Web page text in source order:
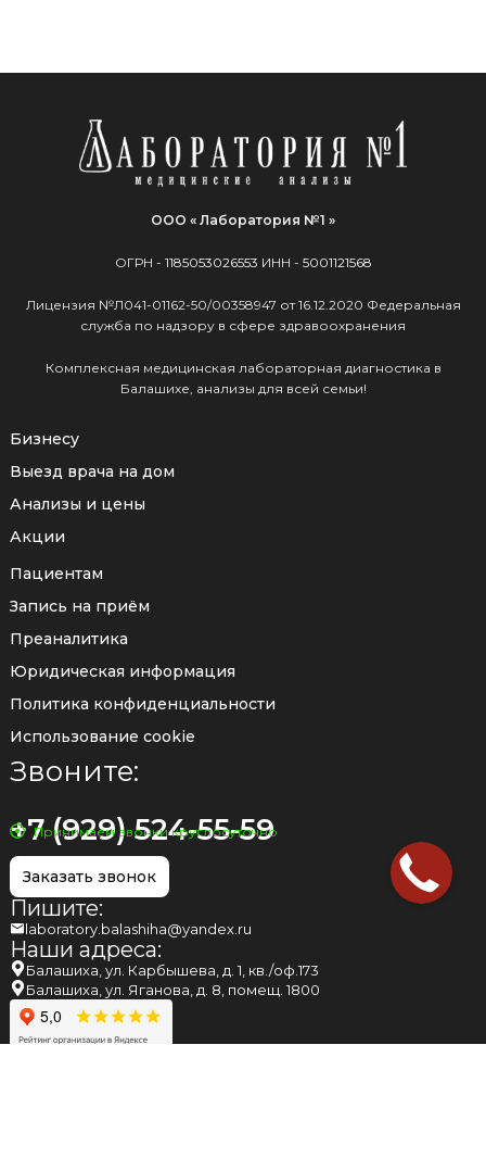
ООО « Лаборатория №1 »
ОГРН - 1185053026553 ИНН - 5001121568
Лицензия №Л041-01162-50/00358947 от 16.12.2020 Федеральная
служба по надзору в сфере здравоохранения
Комплексная медицинская лабораторная диагностика в
Балашихе, анализы для всей семьи!
Бизнесу
Выезд врача на дом
Анализы и цены
Акции
Пациентам
Запись на приём
Преаналитика
Юридическая информация
Политика конфиденциальности
Использование cookie
Звоните:
+7 (929) 524-55-59
Принимаем звонки круглосуточно
Заказать звонок
Пишите:
laboratory.balashiha@yandex.ru
Наши адреса:
Балашиха, ул. Карбышева, д. 1, кв./оф.173
Балашиха, ул. Яганова, д. 8, помещ. 1800